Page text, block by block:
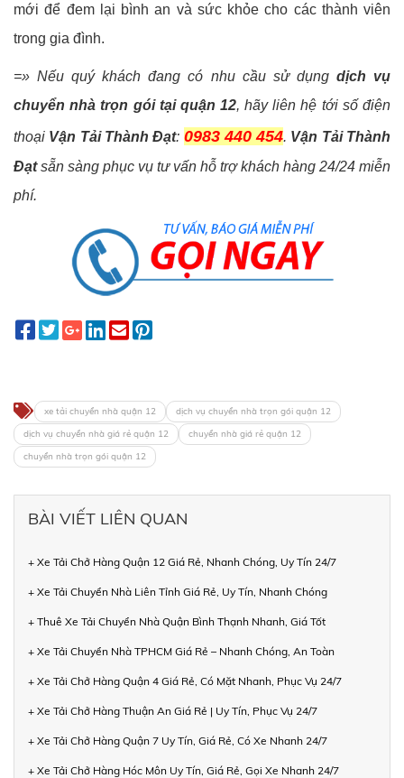
mới để đem lại bình an và sức khỏe cho các thành viên
trong gia đình.
=» Nếu quý khách đang có nhu cầu sử dụng dịch vụ
chuyển nhà trọn gói tại quận 12, hãy liên hệ tới số điện
thoại Vận Tải Thành Đạt: 0983 440 454. Vận Tải Thành
Đạtsẵn sàng phục vụ tư vấn hỗ trợ khách hàng 24/24 miễn
phí.
xe tải chuyển nhà quận 12
dịch vụ chuyển nhà trọn gói quận 12
dịch vụ chuyển nhà giá rẻ quận 12
chuyển nhà giá rẻ quận 12
chuyển nhà trọn gói quận 12
BÀI VIẾT LIÊN QUAN
+ Xe Tải Chở Hàng Quận 12 Giá Rẻ, Nhanh Chóng, Uy Tín 24/7
+ Xe Tải Chuyển Nhà Liên Tỉnh Giá Rẻ, Uy Tín, Nhanh Chóng
+ Thuê Xe Tải Chuyển Nhà Quận Bình Thạnh Nhanh, Giá Tốt
+ Xe Tải Chuyển Nhà TPHCM Giá Rẻ – Nhanh Chóng, An Toàn
+ Xe Tải Chở Hàng Quận 4 Giá Rẻ, Có Mặt Nhanh, Phục Vụ 24/7
+ Xe Tải Chở Hàng Thuận An Giá Rẻ | Uy Tín, Phục Vụ 24/7
+ Xe Tải Chở Hàng Quận 7 Uy Tín, Giá Rẻ, Có Xe Nhanh 24/7
+ Xe Tải Chở Hàng Hóc Môn Uy Tín, Giá Rẻ, Gọi Xe Nhanh 24/7